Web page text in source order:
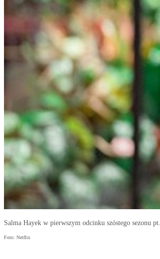
Salma Hayek w pierwszym odcinku szóstego sezonu
Foto: Netflix